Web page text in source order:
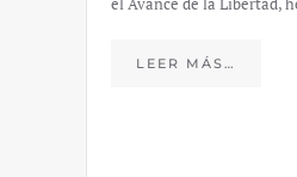
LEER MÁS…